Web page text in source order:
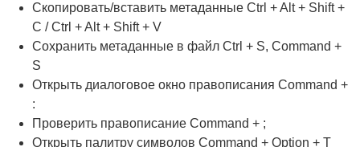
Скопировать/вставить метаданные Ctrl + Alt + Shift +
C / Ctrl + Alt + Shift + V
Сохранить метаданные в файл Ctrl + S, Command +
S
Открыть диалоговое окно правописания Command +
:
Проверить правописание Command + ;
Открыть палитру символов Command + Option + T